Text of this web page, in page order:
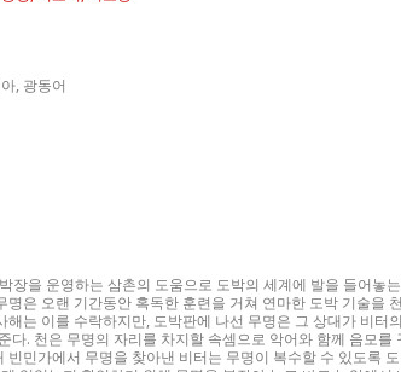
, 광동어
장을 운영하는 삼촌의 도움으로 도박의 세계에 발을 들어
명은 오랜 기간동안 혹독한 훈련을 거쳐 연마한 도박 기술
해는 이를 수락하지만, 도박판에 나선 무명은 그 상대가 비
다. 천은 무명의 자리를 차지할 속셈으로 악어와 함께 음모
빈민가에서 무명을 찾아낸 비터는 무명이 복수할 수 있도록